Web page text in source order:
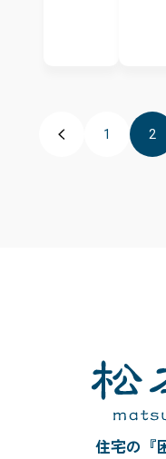
1 2
住宅の『